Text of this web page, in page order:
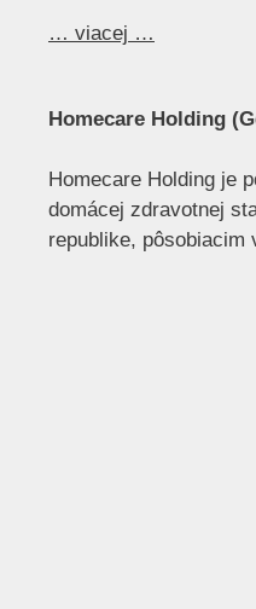
… viacej …
Homecare Holding
Homecare Holding je
domácej zdravotnej
republike, pôsobiacim